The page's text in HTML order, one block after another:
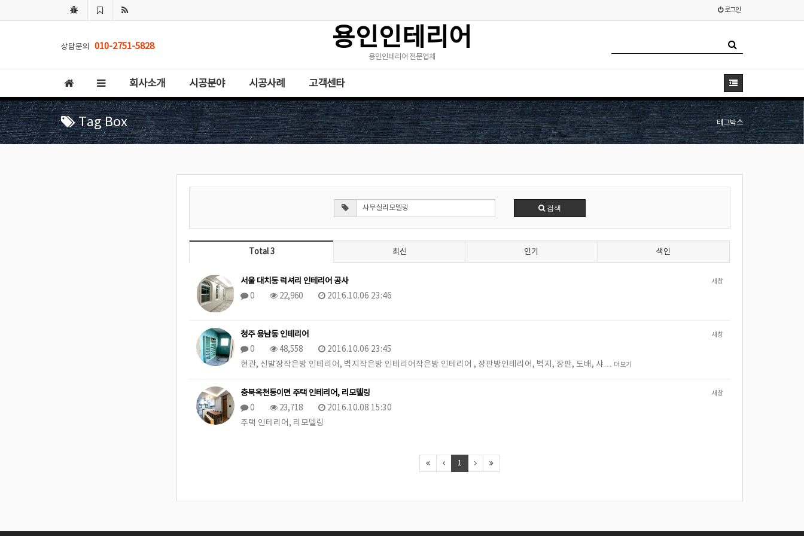
로그인
상담문의 010-2751-5828 용인인테리어
용인인테리어 전문업체
회사소개 시공분야 시공사례 고객센타
Tag Box 태그박스
검색
Total 3 최신 인기 색인
새창
서울 대치동 럭셔리 인테리어 공사
0
22,960 2016.10.06 23:46
새창
청주 용남동 인테리어
0
48,558
2016.10.06 23:45
현관, 신발장작은방 인테리어, 벽지작은방 인테리어작은방 인테리어 , 장판방인테리어, 벽지, 장판, 도배, 샤… 더보기
새창
충북옥천동이면 주택 인테리어, 리모델링
0
23,718
2016.10.08 15:30
주택 인테리어, 리모델링
1